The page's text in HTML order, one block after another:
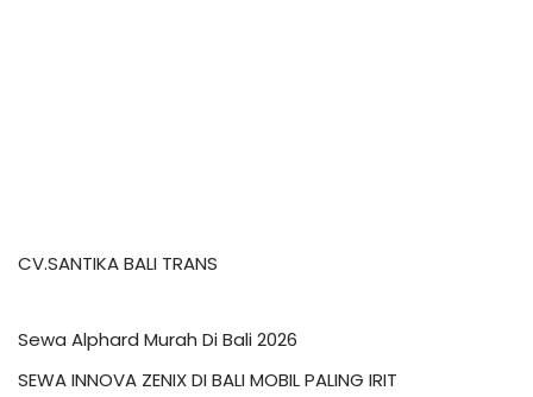
CV.SANTIKA BALI TRANS
Sewa Alphard Murah Di Bali 2026
SEWA INNOVA ZENIX DI BALI MOBIL PALING IRIT